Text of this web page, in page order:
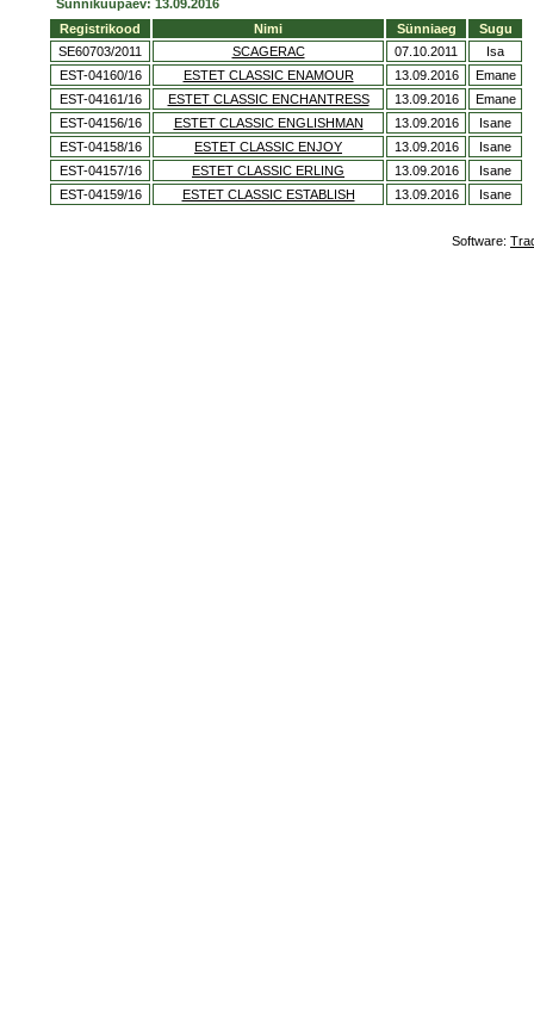
Sünnikuupäev: 13.09.2016
Registrikood
Nimi Sünniaeg
Sugu
SE60703/2011
SCAGERAC 07.10.2011
Isa
EST-04160/16
ESTET CLASSIC ENAMOUR 13.09.2016
Emane
EST-04161/16
ESTET CLASSIC ENCHANTRESS 13.09.2016
Emane
EST-04156/16
ESTET CLASSIC ENGLISHMAN 13.09.2016
Isane
EST-04158/16
ESTET CLASSIC ENJOY 13.09.2016
Isane
EST-04157/16
ESTET CLASSIC ERLING 13.09.2016
Isane
EST-04159/16
ESTET CLASSIC ESTABLISH 13.09.2016 Isane
Software: